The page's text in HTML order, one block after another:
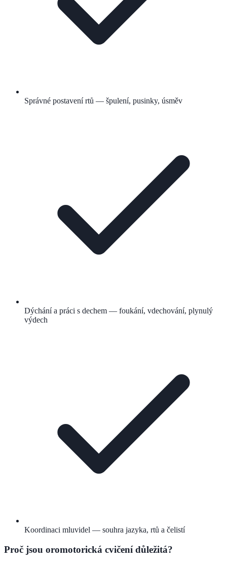
Správné postavení rtů — špulení, pusinky, úsměv
Dýchání a práci s dechem — foukání, vdechování, plynulý
výdech
Koordinaci mluvidel — souhra jazyka, rtů a čelistí
Proč jsou oromotorická cvičení důležitá?